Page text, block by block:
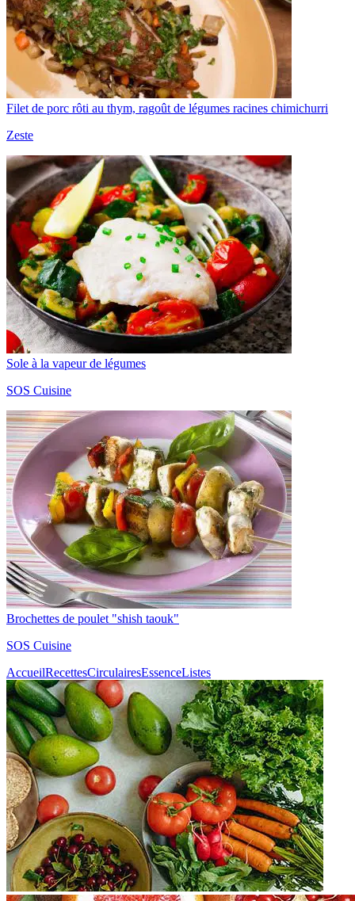
Filet de porc rôti au thym, ragoût de légumes racines chimichurri
Zeste
Sole à la vapeur de légumes
SOS Cuisine
Brochettes de poulet "shish taouk"
SOS Cuisine
AccueilRecettesCirculairesEssenceListes